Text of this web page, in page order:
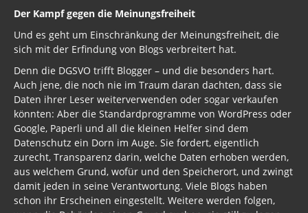
Der Kampf gegen die Meinungsfreiheit
Und es geht um Einschränkung der Meinungsfreiheit, die
sich mit der Erfindung von Blogs verbreitert hat.
Denn die DGSVO trifft Blogger – und die besonders hart.
Auch jene, die noch nie im Traum daran dachten, dass sie
Daten ihrer Leser weiterverwenden oder sogar verkaufen
könnten: Aber die Standardprogramme von WordPress oder
Google, Paperli und all die kleinen Helfer sind dem
Datenschutz ein Dorn im Auge. Sie fordert, eigentlich
zurecht, Transparenz darin, welche Daten erhoben werden,
aus welchem Grund, wofür und den Speicherort, und zwingt
damit jeden in seine Verantwortung. Viele Blogs haben
schon ihr Erscheinen eingestellt. Weitere werden folgen,